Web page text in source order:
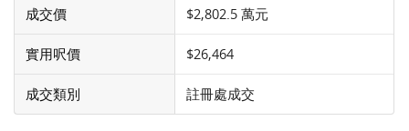
成交價 $2,802.5 萬元
實用呎價 $26,464
成交類別 註冊處成交